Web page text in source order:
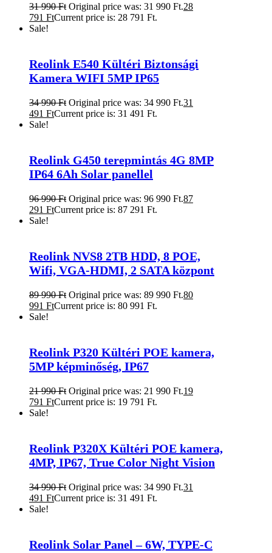
31 990Ft Original price was: 31 990 Ft.28
791 FtCurrent price is: 28 791 Ft.
Sale!
Reolink E540 Kültéri Biztonsági
Kamera WIFI 5MP IP65
34 990Ft Original price was: 34 990 Ft.31
491 FtCurrent price is: 31 491 Ft.
Sale!
Reolink G450 terepmintás 4G 8MP
IP64 6Ah Solar panellel
96 990Ft Original price was: 96 990 Ft.87
291 FtCurrent price is: 87 291 Ft.
Sale!
Reolink NVS8 2TB HDD, 8 POE,
Wifi, VGA-HDMI, 2 SATA központ
89 990Ft Original price was: 89 990 Ft.80
991 FtCurrent price is: 80 991 Ft.
Sale!
Reolink P320 Kültéri POE kamera,
5MP képminőség, IP67
21 990Ft Original price was: 21 990 Ft.19
791 FtCurrent price is: 19 791 Ft.
Sale!
Reolink P320X Kültéri POE kamera,
4MP, IP67, True Color Night Vision
34 990Ft Original price was: 34 990 Ft.31
491 FtCurrent price is: 31 491 Ft.
Sale!
Reolink Solar Panel – 6W, TYPE-C